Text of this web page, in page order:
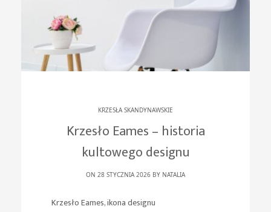
KRZESŁA SKANDYNAWSKIE
Krzesło Eames – historia
kultowego designu
ON 28 STYCZNIA 2026 BY NATALIA
Krzesło Eames, ikona designu